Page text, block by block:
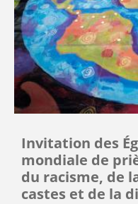
Invitation des
mondiale de
du racisme, de
castes et de la